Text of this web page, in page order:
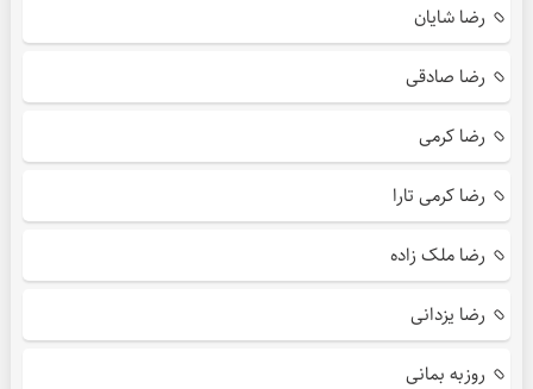
رضا شایان
رضا صادقی
رضا کرمی
رضا کرمی تارا
رضا ملک زاده
رضا یزدانی
روزبه بمانی